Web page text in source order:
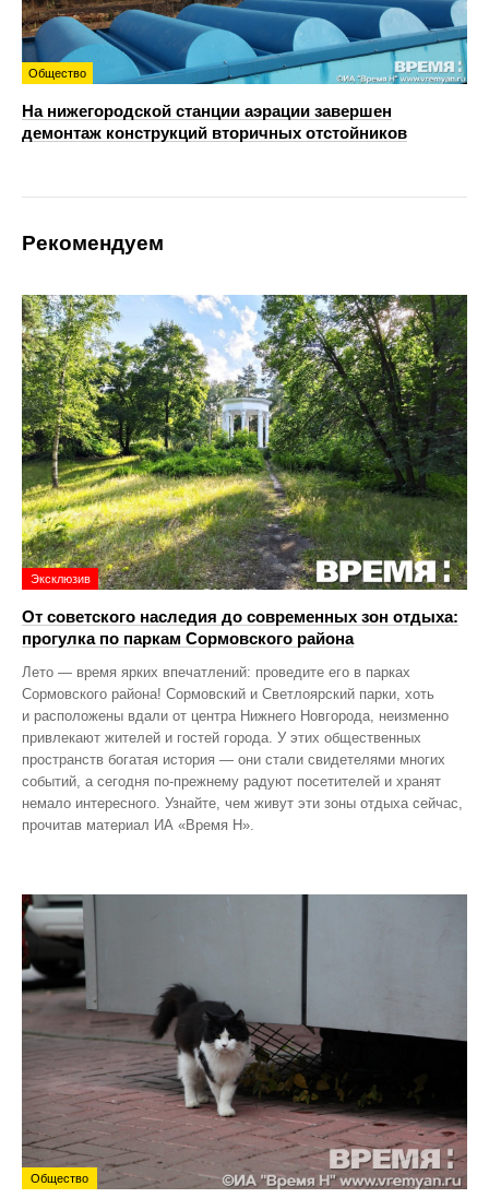
Общество
На нижегородской станции аэрации завершен
демонтаж конструкций вторичных отстойников
Рекомендуем
Эксклюзив
От советского наследия до современных зон отдыха:
прогулка по паркам Сормовского района
Лето — время ярких впечатлений: проведите его в парках
Сормовского района! Сормовский и Светлоярский парки, хоть
и расположены вдали от центра Нижнего Новгорода, неизменно
привлекают жителей и гостей города. У этих общественных
пространств богатая история — они стали свидетелями многих
событий, а сегодня по‑прежнему радуют посетителей и хранят
немало интересного. Узнайте, чем живут эти зоны отдыха сейчас,
прочитав материал ИА «Время Н».
Общество